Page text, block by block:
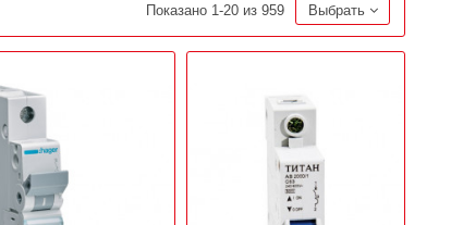
Показано 1-20 из 959 Выбрать